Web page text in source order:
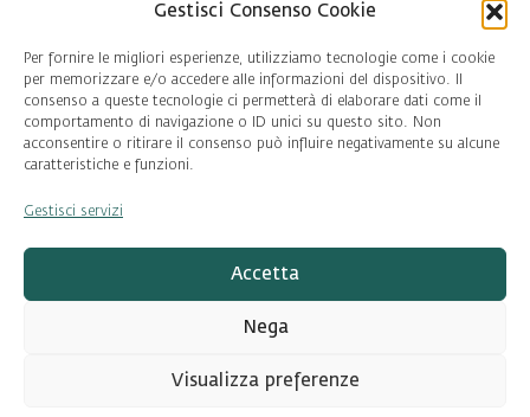
Gestisci Consenso Cookie
Per fornire le migliori esperienze, utilizziamo tecnologie come i cookie
per memorizzare e/o accedere alle informazioni del dispositivo. Il
consenso a queste tecnologie ci permetterà di elaborare dati come il
comportamento di navigazione o ID unici su questo sito. Non
acconsentire o ritirare il consenso può influire negativamente su alcune
caratteristiche e funzioni.
Gestisci servizi
Accetta
Nega
Visualizza preferenze
Privacy Policy
Cookie policy
COD. FISC. 97081560159
P.IVA 06375640965
© Pool Ambiente 2026
DESIGN & DEVELOPMENT by